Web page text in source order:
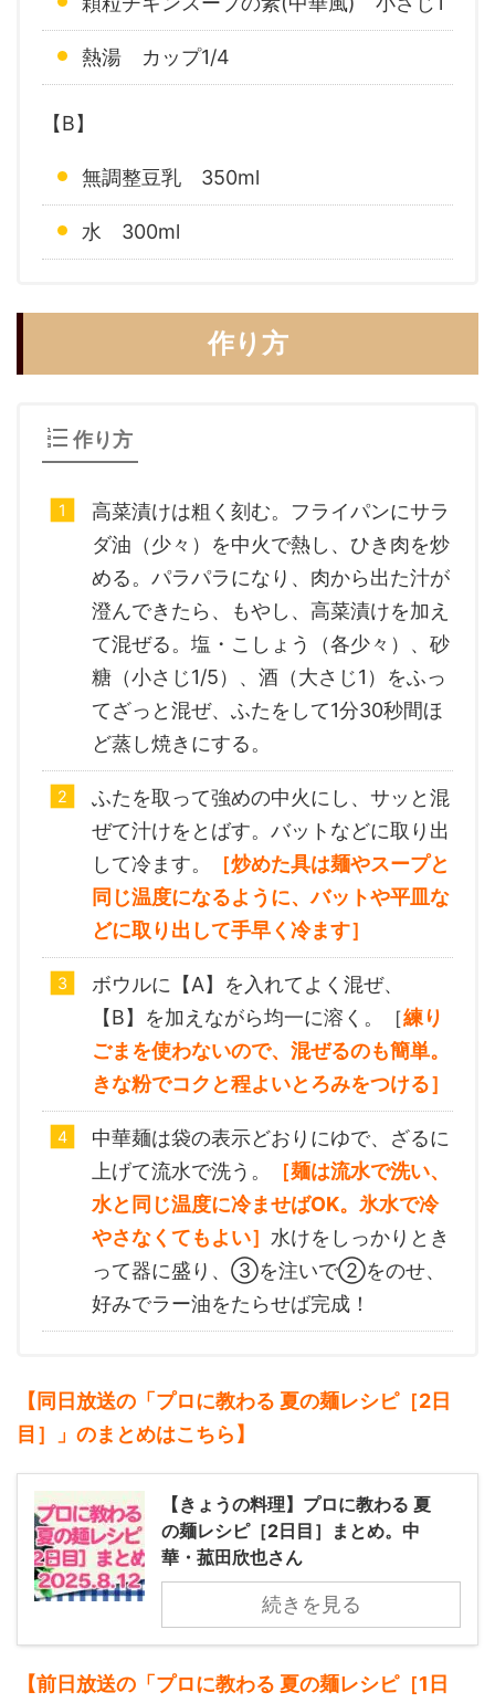
熱湯 カップ1/4
【B】
無調整豆乳 350ml
水 300ml
作り方
作り方
高菜漬けは粗く刻む。フライパンにサラ
ダ油（少々）を中火で熱し、ひき肉を炒
める。パラパラになり、肉から出た汁が
澄んできたら、もやし、高菜漬けを加え
て混ぜる。塩・こしょう（各少々）、砂
糖（小さじ1/5）、酒（大さじ1）をふっ
てざっと混ぜ、ふたをして1分30秒間ほ
ど蒸し焼きにする。
ふたを取って強めの中火にし、サッと混
ぜて汁けをとばす。バットなどに取り出
して冷ます。
［炒めた具は麺やスープと
同じ温度になるように、バットや平皿な
どに取り出して手早く冷ます］
ボウルに【A】を入れてよく混ぜ、
【B】を加えながら均一に溶く。［練り
ごまを使わないので、混ぜるのも簡単。
きな粉でコクと程よいとろみをつける］
中華麺は袋の表示どおりにゆで、ざるに
上げて流水で洗う。
［麺は流水で洗い、
水と同じ温度に冷ませばOK。氷水で冷
やさなくてもよい］ 水けをしっかりとき
って器に盛り、③を注いで②をのせ、
好みでラー油をたらせば完成！
【同日放送の「プロに教わる 夏の麺レシピ［2日
目］」のまとめはこちら】
【きょうの料理】プロに教わる 夏
の麺レシピ［2日目］まとめ。中
華・菰田欣也さん
続きを見る
【前日放送の「プロに教わる 夏の麺レシピ［1日